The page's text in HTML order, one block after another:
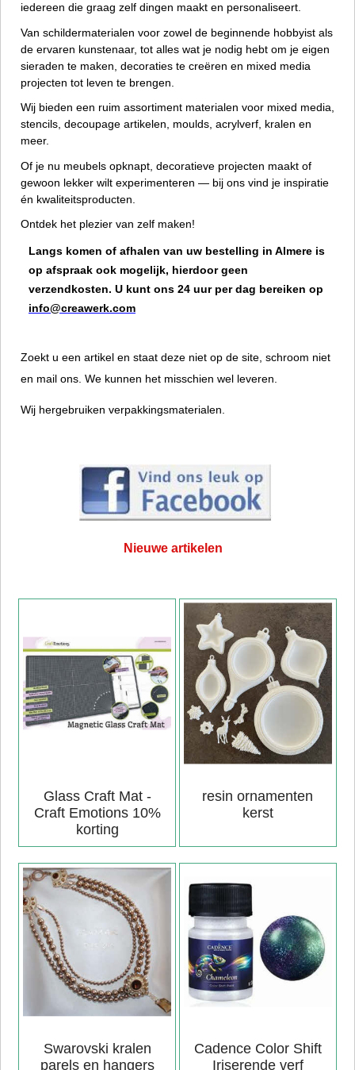
iedereen die graag zelf dingen maakt en personaliseert.
Van schildermaterialen voor zowel de beginnende hobbyist als
de ervaren kunstenaar, tot alles wat je nodig hebt om je eigen
sieraden te maken, decoraties te creëren en mixed media
projecten tot leven te brengen.
Wij bieden een ruim assortiment materialen voor mixed media,
stencils, decoupage artikelen, moulds, acrylverf, kralen en
meer.
Of je nu meubels opknapt, decoratieve projecten maakt of
gewoon lekker wilt experimenteren — bij ons vind je inspiratie
én kwaliteitsproducten.
Ontdek het plezier van zelf maken!
Langs komen of afhalen van uw bestelling in Almere is
op afspraak ook mogelijk, hierdoor geen
verzendkosten. U kunt ons 24 uur per dag bereiken op
info@creawerk.com
Zoekt u een artikel en staat deze niet op de site, schroom niet
en mail ons. We kunnen het misschien wel leveren.
Wij hergebruiken verpakkingsmaterialen.
Nieuwe artikelen
Glass Craft Mat -
Craft Emotions 10%
korting
resin ornamenten
kerst
Swarovski kralen
parels en hangers
Cadence Color Shift
Iriserende verf